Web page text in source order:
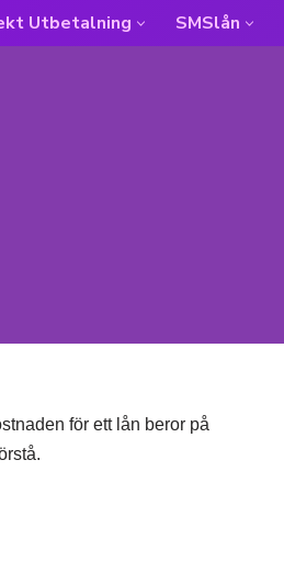
Utbetalning SMSlån
för ett lån beror på